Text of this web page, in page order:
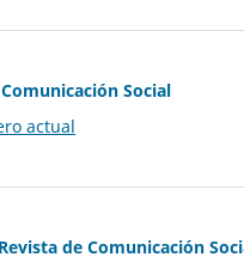
Social
actual
de Comunicación